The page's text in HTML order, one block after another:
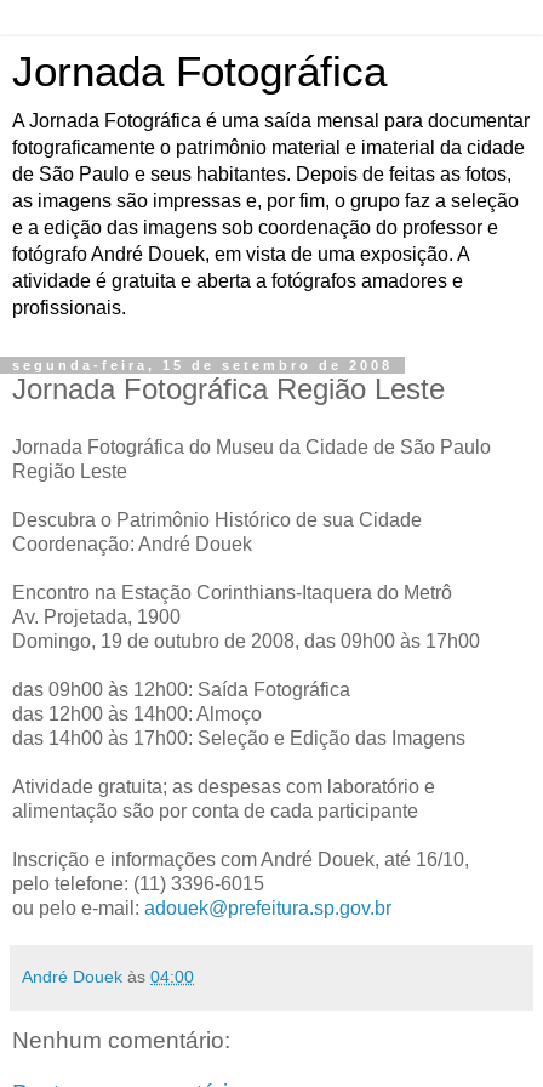
Jornada Fotográfica
A Jornada Fotográfica é uma saída mensal para documentar
fotograficamente o patrimônio material e imaterial da cidade
de São Paulo e seus habitantes. Depois de feitas as fotos,
as imagens são impressas e, por fim, o grupo faz a seleção
e a edição das imagens sob coordenação do professor e
fotógrafo André Douek, em vista de uma exposição. A
atividade é gratuita e aberta a fotógrafos amadores e
profissionais.
segunda-feira, 15 de setembro de 2008
Jornada Fotográfica Região Leste
Jornada Fotográfica do Museu da Cidade de São Paulo
Região Leste
Descubra o Patrimônio Histórico de sua Cidade
Coordenação: André Douek
Encontro na Estação Corinthians-Itaquera do Metrô
Av. Projetada, 1900
Domingo, 19 de outubro de 2008, das 09h00 às 17h00
das 09h00 às 12h00: Saída Fotográfica
das 12h00 às 14h00: Almoço
das 14h00 às 17h00: Seleção e Edição das Imagens
Atividade gratuita; as despesas com laboratório e
alimentação são por conta de cada participante
Inscrição e informações com André Douek, até 16/10,
pelo telefone: (11) 3396-6015
ou pelo e-mail: adouek@prefeitura.sp.gov.br
André Douek às 04:00
Nenhum comentário: